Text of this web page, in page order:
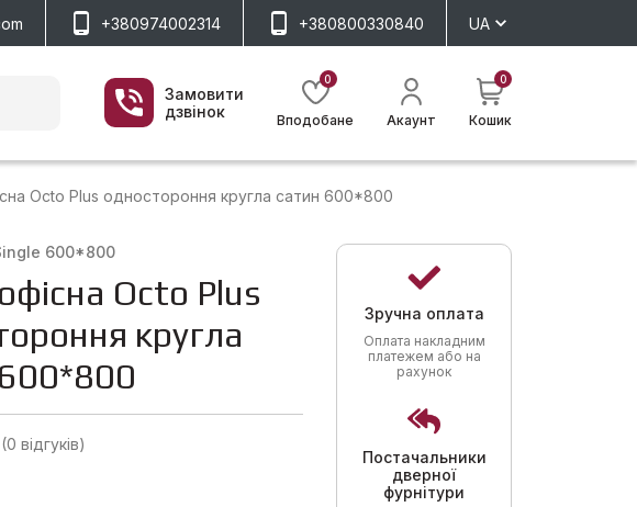
+380974002314 +380800330840 UA
Замовити
дзвінок
0
Вподобане Акаунт
0
Кошик
Octo Plus одностороння кругла сатин 600*800
600*800
Octo Plus
кругла
(0 відгуків)
Зручна оплата
Оплата накладним
платежем або на
рахунок
Постачальники
дверної
фурнітури